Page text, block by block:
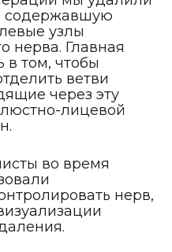
содержавшую
узлы
нерва. Главная
в том, чтобы
ветви
через эту
лицевой
во время
нерв,